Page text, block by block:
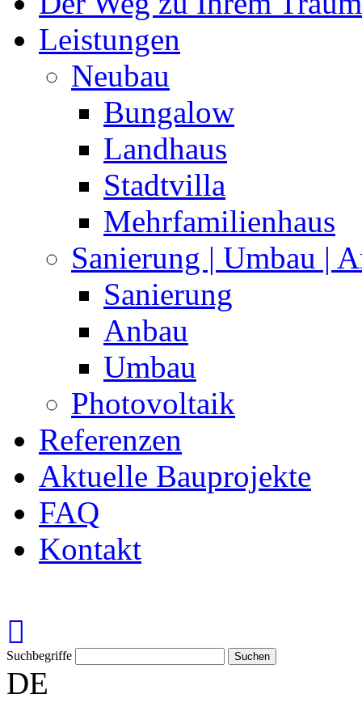
Leistungen
Neubau
Bungalow
Landhaus
Stadtvilla
Mehrfamilienhaus
Sanierung | Umbau |
Sanierung
Anbau
Umbau
Photovoltaik
Referenzen
Aktuelle Bauprojekte
FAQ
Kontakt
Suchbegriffe
DE